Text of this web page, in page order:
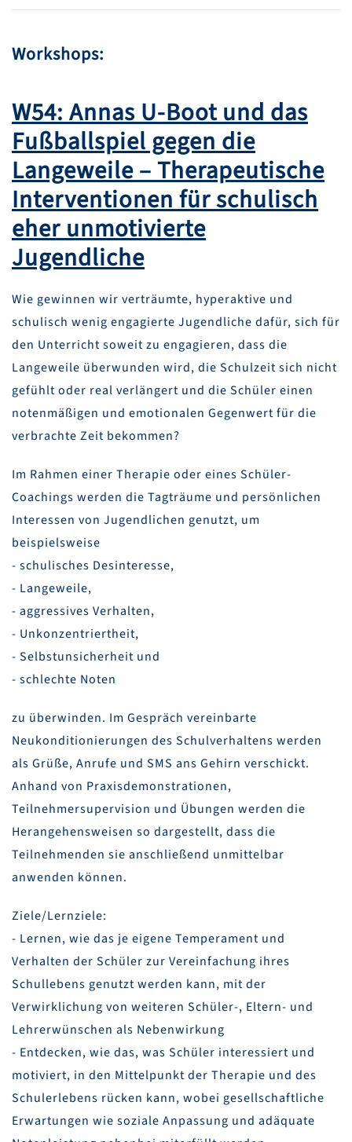
Workshops:
W54: Annas U-Boot und das
Fußballspiel gegen die
Langeweile – Therapeutische
Interventionen für schulisch
eher unmotivierte
Jugendliche
Wie gewinnen wir verträumte, hyperaktive und
schulisch wenig engagierte Jugendliche dafür, sich für
den Unterricht soweit zu engagieren, dass die
Langeweile überwunden wird, die Schulzeit sich nicht
gefühlt oder real verlängert und die Schüler einen
notenmäßigen und emotionalen Gegenwert für die
verbrachte Zeit bekommen?
Im Rahmen einer Therapie oder eines Schüler-
Coachings werden die Tagträume und persönlichen
Interessen von Jugendlichen genutzt, um
beispielsweise
- schulisches Desinteresse,
- Langeweile,
- aggressives Verhalten,
- Unkonzentriertheit,
- Selbstunsicherheit und
- schlechte Noten
zu überwinden. Im Gespräch vereinbarte
Neukonditionierungen des Schulverhaltens werden
als Grüße, Anrufe und SMS ans Gehirn verschickt.
Anhand von Praxisdemonstrationen,
Teilnehmersupervision und Übungen werden die
Herangehensweisen so dargestellt, dass die
Teilnehmenden sie anschließend unmittelbar
anwenden können.
Ziele/Lernziele:
- Lernen, wie das je eigene Temperament und
Verhalten der Schüler zur Vereinfachung ihres
Schullebens genutzt werden kann, mit der
Verwirklichung von weiteren Schüler-, Eltern- und
Lehrerwünschen als Nebenwirkung
- Entdecken, wie das, was Schüler interessiert und
motiviert, in den Mittelpunkt der Therapie und des
Schulerlebens rücken kann, wobei gesellschaftliche
Erwartungen wie soziale Anpassung und adäquate